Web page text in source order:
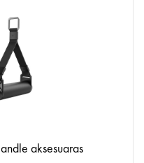
aksesuaras